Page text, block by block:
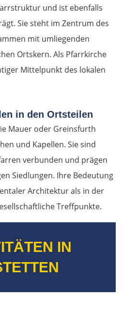
und ist ebenfalls
Sie steht im Zentrum des
mit umliegenden
Ortskern. Als Pfarrkirche
Mittelpunkt des lokalen
in den Ortsteilen
Mauer oder Greinsfurth
und Kapellen. Sie sind
verbunden und prägen
Siedlungen. Ihre Bedeutung
Architektur als in der
Treffpunkte.
IN